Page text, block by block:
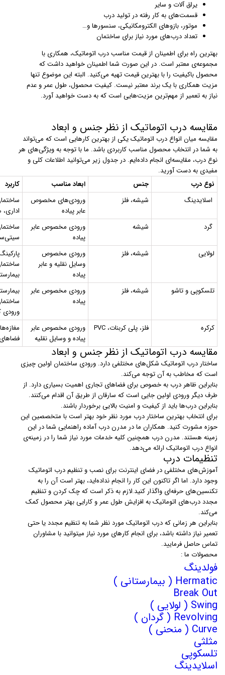
یراق آلات و سایر
قسمت‌های به کار رفته در تولید درب
موتور،‌ بازوهای الکترومکانیکی، سنسورها و…
تعداد درب‌های مورد نیاز برای ساختمان
بهترین راه برای اطمینان از قیمت مناسب درب اتوماتیک، همکاری با
مجموعه‌ی معتبر است. در این صورت شما اطمینان خواهید داشت که
محصول باکیفیت را با بهترین قیمت تهیه می‌کنید. البته این موضوع تنها
مزیت همکاری با یک برند معتبر نیست. کیفیت محصول، طول عمر و عدم
نیاز به تعمیر از مهم‌ترین مزیت‌هایی است که به دست خواهید آورد.
مقایسه درب اتوماتیک از نظر جنس و ابعاد
مقایسه میان انواع درب اتوماتیک یکی از بهترین کارهایی است که می‌تواند
به شما در انتخاب محصول مناسب کاربردی باشد. ما با توجه به ویژگی‌های هر
نوع درب، مقایسه‌ای انجام داده‌ایم. در جدول زیر می‌توانید اطلاعات کلی و
مفیدی به دست آورید.
نوع درب
جنس ابعاد مناسب
کاربرد
اسلایدینگ
شیشه، فلز
ورودی‌های مخصوص
عابر پیاده
گرد
شیشه
ورودی مخصوص عابر
پیاده
لولایی
شیشه، فلز
ورودی مخصوص
وسایل نقلیه و عابر
پیاده
تلسکوپی و تاشو
شیشه، فلز
ورودی مخصوص عابر
پیاده
ورودی
کرکره
فلز، پلی کربنات، PVC
ورودی مخصوص عابر
پیاده و وسایل نقلیه
مقایسه درب اتوماتیک از نظر جنس و ابعاد
ساختار درب اتوماتیک شکل‌های مختلفی دارد. ورودی ساختمان اولین چیزی
است که مخاطب به آن توجه می‌کند.
بنابراین ظاهر درب به خصوص برای فضاهای تجاری اهمیت بسیاری دارد. از
طرف دیگر ورودی اولین جایی است که سارقان از طریق آن اقدام می‌کنند.
بنابراین درب‌ها باید از کیفیت و امنیت بالایی برخوردار باشند.
برای انتخاب بهترین ساختار درب مورد نظر خود بهتر است با متخصصین این
حوزه مشورت کنید. همکاران ما در مدرن درب آماده راهنمایی شما در این
زمینه هستند. مدرن درب همچنین کلیه خدمات مورد نیاز شما را در زمینه‌ی
انواع درب اتوماتیک ارائه می‌دهد.
تنظیمات درب
آموزش‌های مختلفی در فضای اینترنت برای نصب و تنظیم درب اتوماتیک
وجود دارد. اما اگر تاکنون این کار را انجام نداده‌اید، بهتر است آن را به
تکنسین‌های حرفه‌ای واگذار کنید.لازم به ذکر است که چک کردن و تنظیم
مجدد درب‌های اتوماتیک به افزایش طول عمر و کارایی بهتر محصول کمک
می‌کند.
بنابراین هر زمانی که درب اتوماتیک مورد نظر شما به تنظیم مجدد یا حتی
تعمیر نیاز داشته باشد، برای انجام کارهای مورد نیاز میتوانید با مشاوران
تماس حاصل فرمایید.
محصولات ما :
فولدینگ
Hermatic ( بیمارستانی )
Break Out
Swing ( لولایی )
Revolving ( گردان )
Curve ( منحنی )
مثلثی
تلسکوپی
اسلایدینگ